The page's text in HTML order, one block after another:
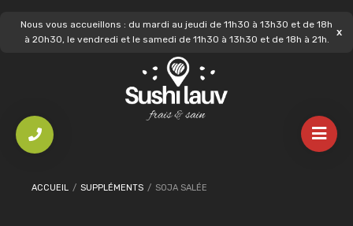
Nous vous accueillons : du mardi au jeudi de 11h30 à 13h30 et de 18h
à 20h30, le vendredi et le samedi de 11h30 à 13h30 et de 18h à 21h.
ACCUEIL / SUPPLÉMENTS / SOJA SALÉE